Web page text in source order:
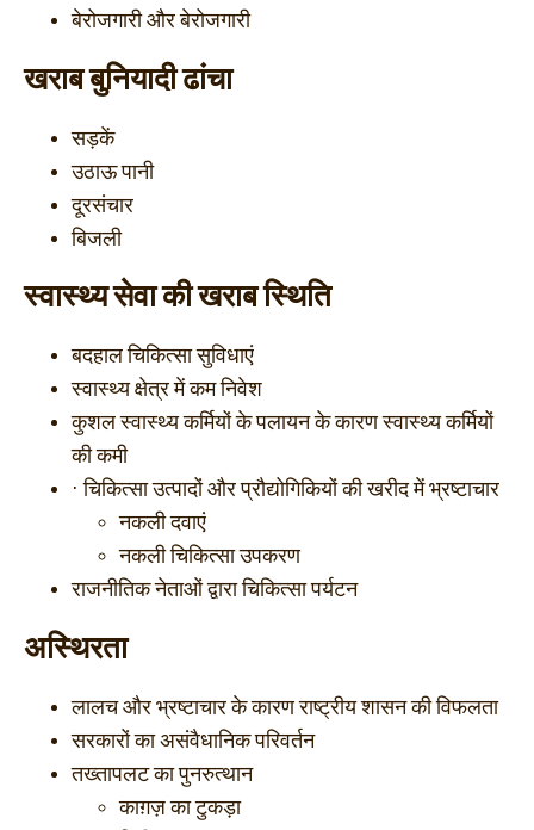
बेरोजगारी और बेरोजगारी
खराब बुनियादी ढांचा
सड़कें
उठाऊ पानी
दूरसंचार
बिजली
स्वास्थ्य सेवा की खराब स्थिति
बदहाल चिकित्सा सुविधाएं
स्वास्थ्य क्षेत्र में कम निवेश
कुशल स्वास्थ्य कर्मियों के पलायन के कारण स्वास्थ्य कर्मियों
की कमी
· चिकित्सा उत्पादों और प्रौद्योगिकियों की खरीद में भ्रष्टाचार
नकली दवाएं
नकली चिकित्सा उपकरण
राजनीतिक नेताओं द्वारा चिकित्सा पर्यटन
अस्थिरता
लालच और भ्रष्टाचार के कारण राष्ट्रीय शासन की विफलता
सरकारों का असंवैधानिक परिवर्तन
तख्तापलट का पुनरुत्थान
काग़ज़ का टुकड़ा